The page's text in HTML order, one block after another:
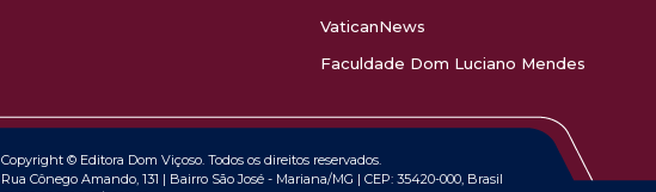
VaticanNews
Faculdade Dom Luciano Mendes
Copyright © Editora Dom Viçoso. Todos os direitos reservados.
Rua Cônego Amando, 131 | Bairro São José - Mariana/MG | CEP: 35420-000, Brasil